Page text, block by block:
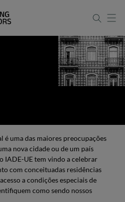
uma das maiores preocupações
nova cidade ou de um país
IADE-UE tem vindo a celebrar
com conceituadas residências
a condições especiais de
como sendo nossos